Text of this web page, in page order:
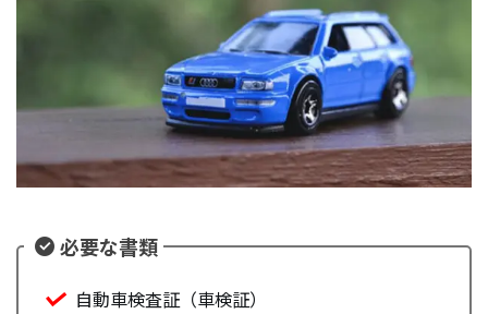
必要な書類
自動車検査証（車検証）